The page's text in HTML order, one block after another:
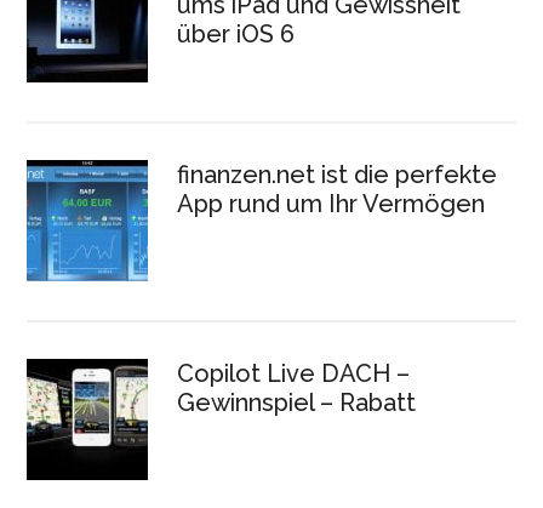
über iOS 6
finanzen.net ist die perfekte
App rund um Ihr Vermögen
Copilot Live DACH –
Gewinnspiel – Rabatt